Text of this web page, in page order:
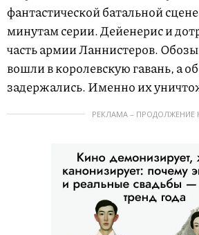
фантастической батальной
минутам серии. Дейенерис и
часть армии Ланнистеров.
вошли в королевскую гавань, а
задержались. Именно их
РЕКЛАМА – ПРОДОЛЖЕНИЕ